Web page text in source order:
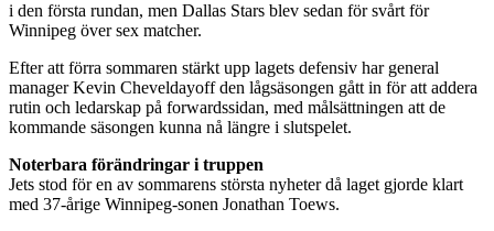
i den första rundan, men Dallas Stars blev sedan för svårt för
Winnipeg över sex matcher.
Efter att förra sommaren stärkt upp lagets defensiv har general
manager Kevin Cheveldayoff den lågsäsongen gått in för att addera
rutin och ledarskap på forwardssidan, med målsättningen att de
kommande säsongen kunna nå längre i slutspelet.
Noterbara förändringar i truppen
Jets stod för en av sommarens största nyheter då laget gjorde klart
med 37-årige Winnipeg-sonen Jonathan Toews.